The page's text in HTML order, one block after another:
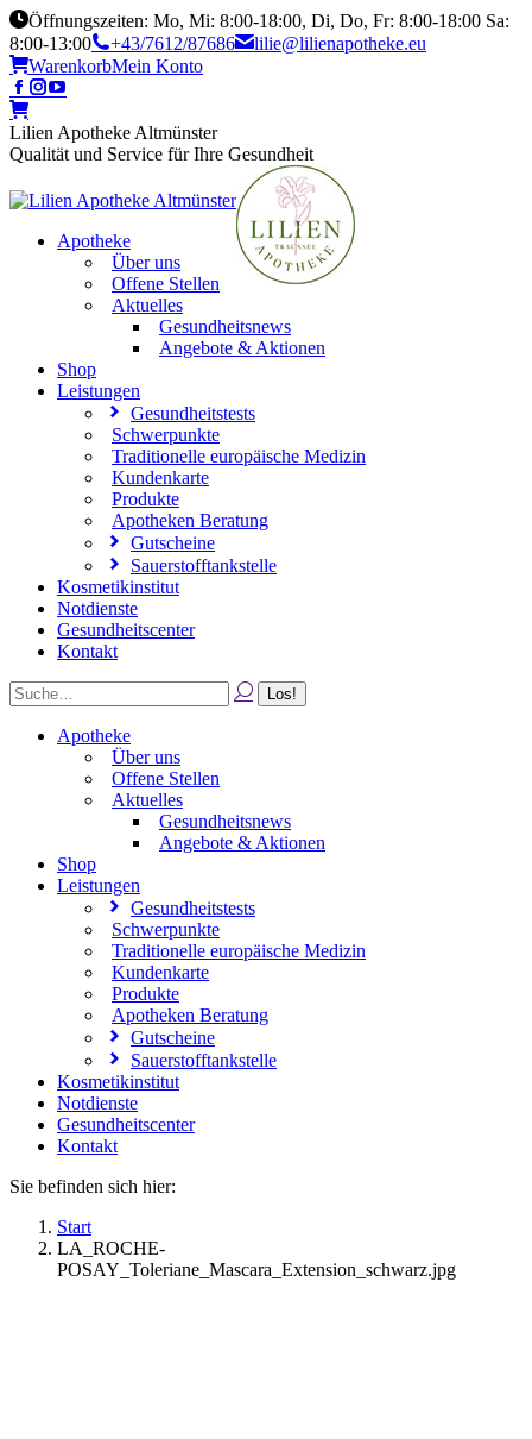
Öffnungszeiten: Mo, Mi: 8:00-18:00, Di, Do, Fr: 8:00-18:00 Sa:
8:00-13:00
+43/7612/87686
lilie@lilienapotheke.eu
WarenkorbMein Konto
Lilien Apotheke Altmünster
Qualität und Service für Ihre Gesundheit
Apotheke
Über uns
Offene Stellen
Aktuelles
Gesundheitsnews
Angebote & Aktionen
Shop
Leistungen
Gesundheitstests
Schwerpunkte
Traditionelle europäische Medizin
Kundenkarte
Produkte
Apotheken Beratung
Gutscheine
Sauerstofftankstelle
Kosmetikinstitut
Notdienste
Gesundheitscenter
Kontakt
Apotheke
Über uns
Offene Stellen
Aktuelles
Gesundheitsnews
Angebote & Aktionen
Shop
Leistungen
Gesundheitstests
Schwerpunkte
Traditionelle europäische Medizin
Kundenkarte
Produkte
Apotheken Beratung
Gutscheine
Sauerstofftankstelle
Kosmetikinstitut
Notdienste
Gesundheitscenter
Kontakt
Sie befinden sich hier:
Start
LA_ROCHE-
POSAY_Toleriane_Mascara_Extension_schwarz.jpg